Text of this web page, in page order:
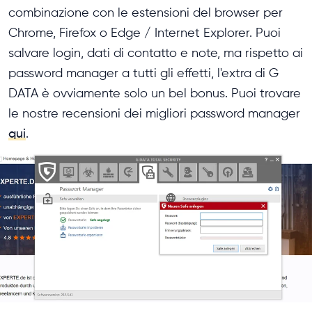
combinazione con le estensioni del browser per
Chrome, Firefox o Edge / Internet Explorer. Puoi
salvare login, dati di contatto e note, ma rispetto ai
password manager a tutti gli effetti, l'extra di G
DATA è ovviamente solo un bel bonus. Puoi trovare
le nostre recensioni dei migliori password manager
qui.